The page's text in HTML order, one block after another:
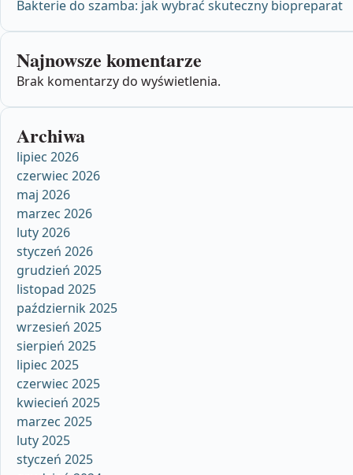
Bakterie do szamba: jak wybrać skuteczny biopreparat
Najnowsze komentarze
Brak komentarzy do wyświetlenia.
Archiwa
lipiec 2026
czerwiec 2026
maj 2026
marzec 2026
luty 2026
styczeń 2026
grudzień 2025
listopad 2025
październik 2025
wrzesień 2025
sierpień 2025
lipiec 2025
czerwiec 2025
kwiecień 2025
marzec 2025
luty 2025
styczeń 2025